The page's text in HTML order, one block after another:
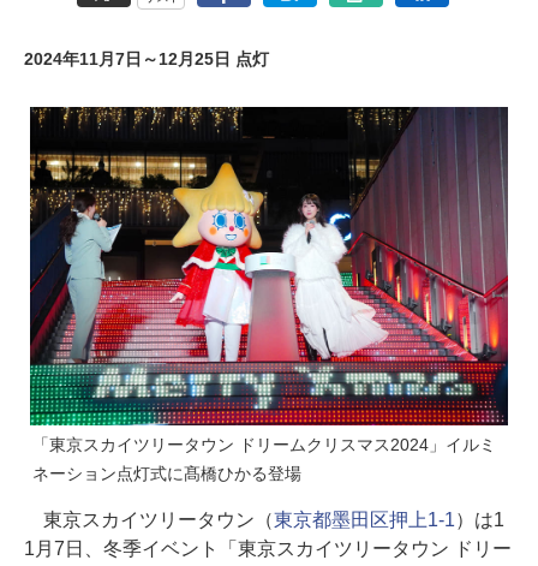
2024年11月7日～12月25日 点灯
「東京スカイツリータウン ドリームクリスマス2024」イルミ
ネーション点灯式に髙橋ひかる登場
東京スカイツリータウン（東京都墨田区押上1-1）は1
1月7日、冬季イベント「東京スカイツリータウン ドリー